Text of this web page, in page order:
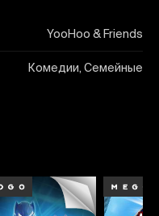
YooHoo & Friends
Комедии, Семейные